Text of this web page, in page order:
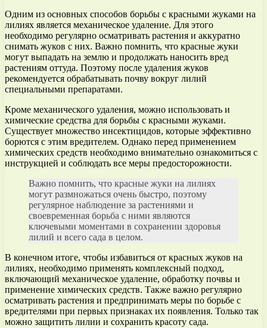
Одним из основных способов борьбы с красными жуками на
лилиях является механическое удаление. Для этого
необходимо регулярно осматривать растения и аккуратно
снимать жуков с них. Важно помнить, что красные жуки
могут выпадать на землю и продолжать наносить вред
растениям оттуда. Поэтому после удаления жуков
рекомендуется обрабатывать почву вокруг лилий
специальными препаратами.
Кроме механического удаления, можно использовать и
химические средства для борьбы с красными жуками.
Существует множество инсектицидов, которые эффективно
борются с этим вредителем. Однако перед применением
химических средств необходимо внимательно ознакомиться с
инструкцией и соблюдать все меры предосторожности.
Важно помнить, что красные жуки на лилиях
могут размножаться очень быстро, поэтому
регулярное наблюдение за растениями и
своевременная борьба с ними являются
ключевыми моментами в сохранении здоровья
лилий и всего сада в целом.
В конечном итоге, чтобы избавиться от красных жуков на
лилиях, необходимо применять комплексный подход,
включающий механическое удаление, обработку почвы и
применение химических средств. Также важно регулярно
осматривать растения и предпринимать меры по борьбе с
вредителями при первых признаках их появления. Только так
можно защитить лилии и сохранить красоту сада.